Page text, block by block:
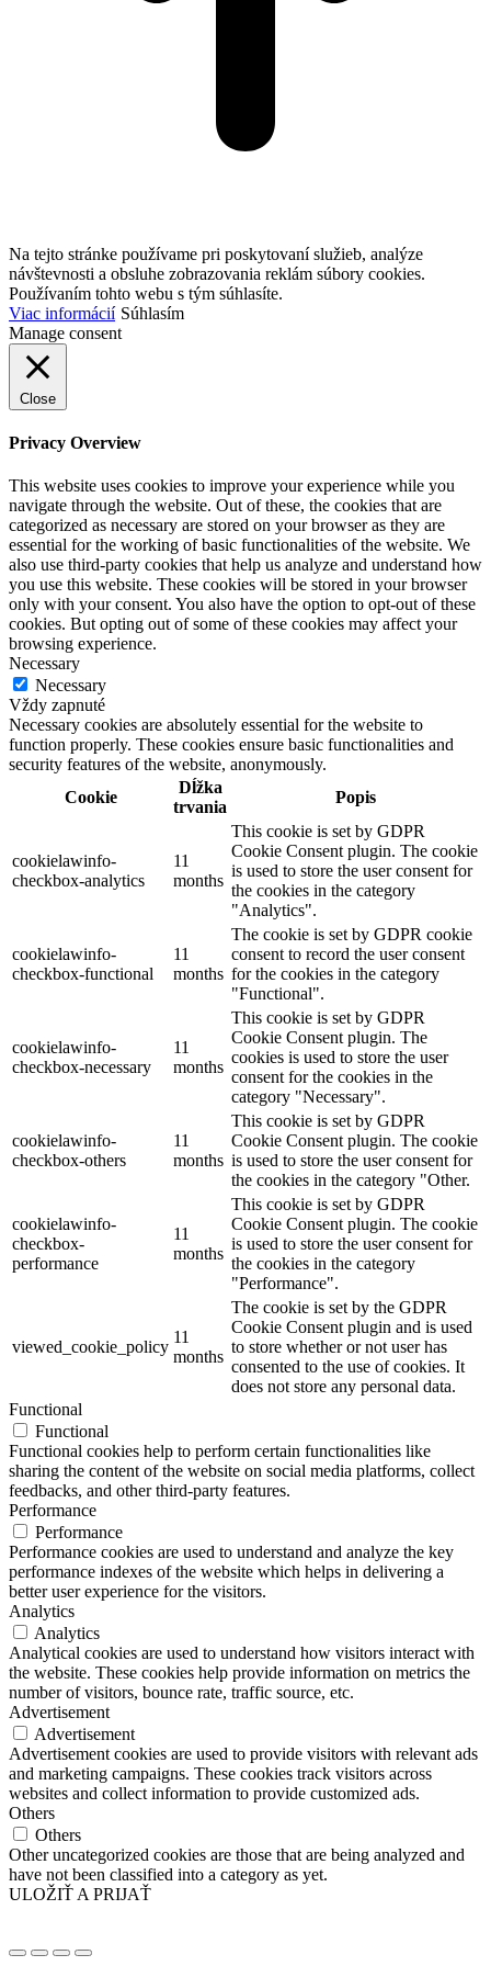
Na tejto stránke používame pri poskytovaní služieb, analýze
návštevnosti a obsluhe zobrazovania reklám súbory cookies.
Používaním tohto webu s tým súhlasíte.
Viac informácií Súhlasím
Manage consent
Close
Privacy Overview
This website uses cookies to improve your experience while you
navigate through the website. Out of these, the cookies that are
categorized as necessary are stored on your browser as they are
essential for the working of basic functionalities of the website. We
also use third-party cookies that help us analyze and understand how
you use this website. These cookies will be stored in your browser
only with your consent. You also have the option to opt-out of these
cookies. But opting out of some of these cookies may affect your
browsing experience.
Necessary
Necessary
Vždy zapnuté
Necessary cookies are absolutely essential for the website to
function properly. These cookies ensure basic functionalities and
security features of the website, anonymously.
Cookie
Dĺžka
trvania
Popis
cookielawinfo-
checkbox-analytics
11
months
This cookie is set by GDPR
Cookie Consent plugin. The cookie
is used to store the user consent for
the cookies in the category
"Analytics".
cookielawinfo-
checkbox-functional
11
months
The cookie is set by GDPR cookie
consent to record the user consent
for the cookies in the category
"Functional".
cookielawinfo-
checkbox-necessary
11
months
This cookie is set by GDPR
Cookie Consent plugin. The
cookies is used to store the user
consent for the cookies in the
category "Necessary".
cookielawinfo-
checkbox-others
11
months
This cookie is set by GDPR
Cookie Consent plugin. The cookie
is used to store the user consent for
the cookies in the category "Other.
cookielawinfo-
checkbox-
performance
11
months
This cookie is set by GDPR
Cookie Consent plugin. The cookie
is used to store the user consent for
the cookies in the category
"Performance".
viewed_cookie_policy
11
months
The cookie is set by the GDPR
Cookie Consent plugin and is used
to store whether or not user has
consented to the use of cookies. It
does not store any personal data.
Functional
Functional
Functional cookies help to perform certain functionalities like
sharing the content of the website on social media platforms, collect
feedbacks, and other third-party features.
Performance
Performance
Performance cookies are used to understand and analyze the key
performance indexes of the website which helps in delivering a
better user experience for the visitors.
Analytics
Analytics
Analytical cookies are used to understand how visitors interact with
the website. These cookies help provide information on metrics the
number of visitors, bounce rate, traffic source, etc.
Advertisement
Advertisement
Advertisement cookies are used to provide visitors with relevant ads
and marketing campaigns. These cookies track visitors across
websites and collect information to provide customized ads.
Others
Others
Other uncategorized cookies are those that are being analyzed and
have not been classified into a category as yet.
ULOŽIŤ A PRIJAŤ